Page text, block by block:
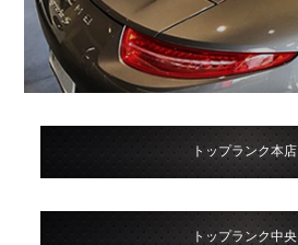
トップランク本店
トップランク中央